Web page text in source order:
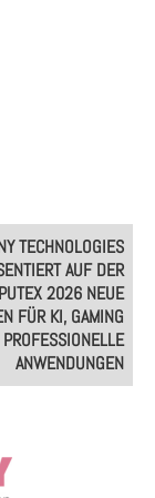
TECHNOLOGIES
AUF DER
2026 NEUE
FÜR KI, GAMING
ANWENDUNGEN